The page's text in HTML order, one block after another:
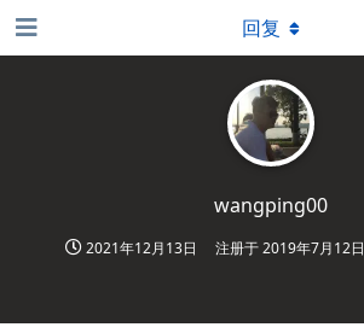
wangping00
2021年12月13日 注册于2019年7月12日
回复